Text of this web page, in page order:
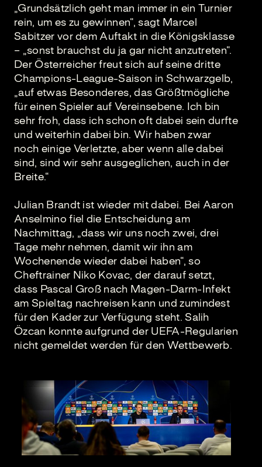
„Grundsätzlich geht man immer in ein Turnier
rein, um es zu gewinnen“, sagt Marcel
Sabitzer vor dem Auftakt in die Königsklasse
– „sonst brauchst du ja gar nicht anzutreten“.
Der Österreicher freut sich auf seine dritte
Champions-League-Saison in Schwarzgelb,
„auf etwas Besonderes, das Größtmögliche
für einen Spieler auf Vereinsebene. Ich bin
sehr froh, dass ich schon oft dabei sein durfte
und weiterhin dabei bin. Wir haben zwar
noch einige Verletzte, aber wenn alle dabei
sind, sind wir sehr ausgeglichen, auch in der
Breite.“
Julian Brandt ist wieder mit dabei. Bei Aaron
Anselmino fiel die Entscheidung am
Nachmittag, „dass wir uns noch zwei, drei
Tage mehr nehmen, damit wir ihn am
Wochenende wieder dabei haben“, so
Cheftrainer Niko Kovac, der darauf setzt,
dass Pascal Groß nach Magen-Darm-Infekt
am Spieltag nachreisen kann und zumindest
für den Kader zur Verfügung steht. Salih
Özcan konnte aufgrund der UEFA-Regularien
nicht gemeldet werden für den Wettbewerb.